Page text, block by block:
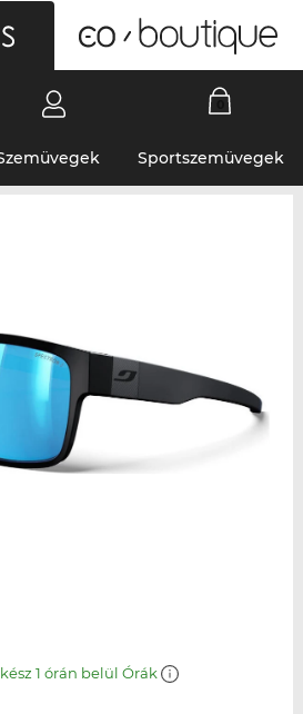
Sportszemüvegek
1 órán belül Órák